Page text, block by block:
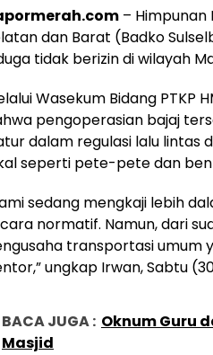
– Himpunan
dan Barat (Badko
tidak berizin di wilayah
Wasekum Bidang PTKP
pengoperasian bajaj
dalam regulasi lalu
seperti pete-pete dan
sedang mengkaji lebih
normatif. Namun, dari
transportasi umum
ungkap Irwan, Sabtu
BACA JUGA : Oknum Guru
Masjid